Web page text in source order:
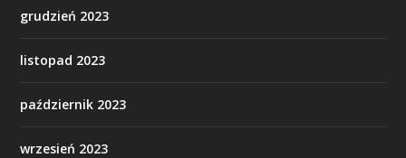
grudzień 2023
listopad 2023
październik 2023
wrzesień 2023